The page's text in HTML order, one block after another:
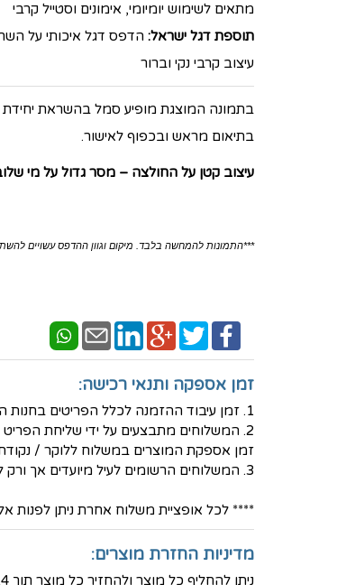
מתאים לשימוש יומיומי, אימונים וסטייל קרבי​
תוספת דגל ישראל: הדפס דגל איכותי על
עיצוב קרבי נקי וברור
בתמונה המוצגת מופיע סמל בהשראת יחידת
בתיאום מראש ובכפוף לאישור.
עיצוב קטן על החולצה – מסר גדול על מי
***התמונות להמחשה בלבד. מיקום וגוון ההדפס עשויים
זמן אספקה ותנאי רכישה:
1. זמן עיבוד ההזמנה לכלל הפריטים בחנות הינו 1-2 ימי עסקים - למעט פריטים בעיצוב אישי שאז נדרש זמן עבודה ארוך יותר.
2. המשלוחים מתבצעים על ידי שליחת הפריט ללוקר / נקודת איסוף לבחירת הלקוח באמצעות חברת המשלוחים PICKUP- בעלות של 30 ש"ח
זמן אספקת המוצרים במשלוח ללוקר / נקודת איסוף הוא
3. המשלוחים הרשומים לעיל מיועדים אך ורק למשלוחי פנים - ישראל
**** לכל אופציית משלוח אחרת ניתן לפנות אליי ישירות
מדיניות החזרת מוצרים:
ניתן להחליף כל מוצר ולהחזיר כל מוצר תוך 14 יום מיום הרכישה ולקבל זיכוי מלא (למעט דמי המשלוח)